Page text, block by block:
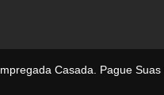
Casada. Pague